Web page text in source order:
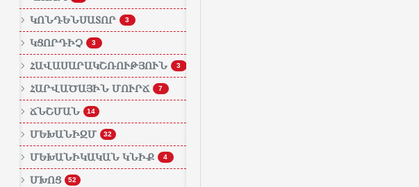
ԿՈՆԴԵՆՍԱՏՈՐ 3
ԿՑՈՐԴԻՉ 3
ՀԱՎԱՍԱՐԱԿՇՌՈՒԹՅՈՒՆ 3
ՀԱՐՎԱԾԱՅԻՆ ՄՈՒՐՃ 7
ՃՆՇՄԱՆ 14
ՄԵԽԱՆԻԶՄ 32
ՄԵԽԱՆԻԿԱԿԱՆ ԿՆԻՔ 4
ՄԽՈՑ 52